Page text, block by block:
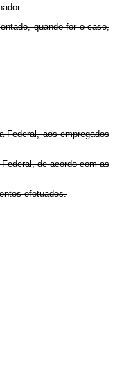
quando for o caso,
Federal, aos empregados
de acordo com as
efetuados.